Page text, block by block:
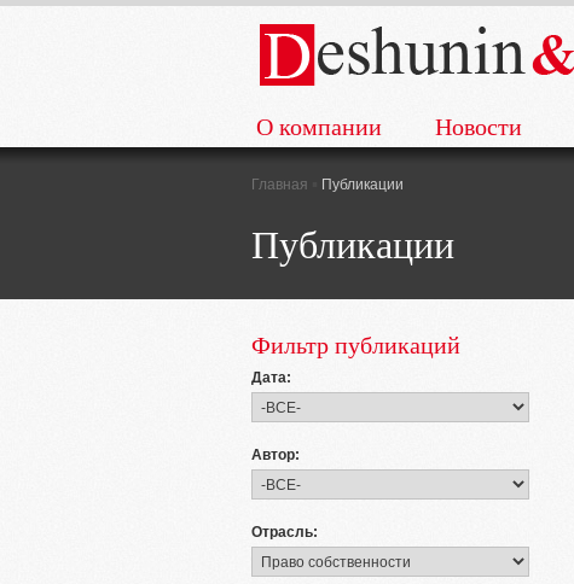
О компании Новости
Главная Публикации
Публикации
Фильтр публикаций
Дата:
Автор:
Отрасль: